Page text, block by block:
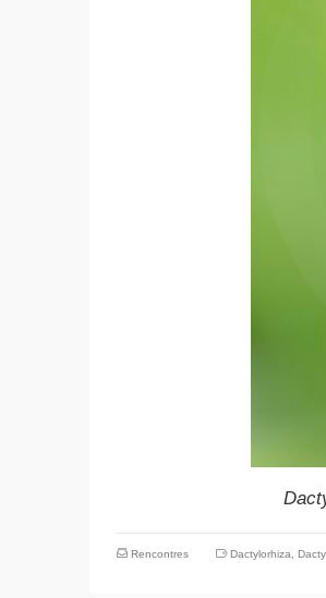
Rencontres Dactylorhiza ,